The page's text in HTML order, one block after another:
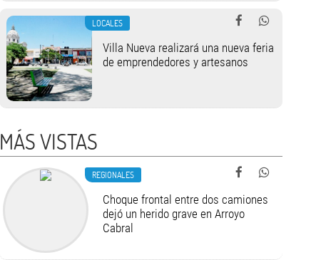
LOCALES
Villa Nueva realizará una nueva feria
de emprendedores y artesanos
MÁS VISTAS
REGIONALES
Choque frontal entre dos camiones
dejó un herido grave en Arroyo
Cabral